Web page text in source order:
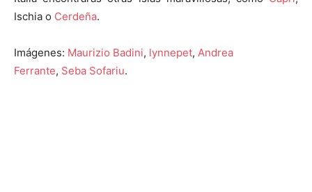
Ischia o Cerdeña.
Imágenes: Maurizio Badini, lynnepet, Andrea
Ferrante, Seba Sofariu.